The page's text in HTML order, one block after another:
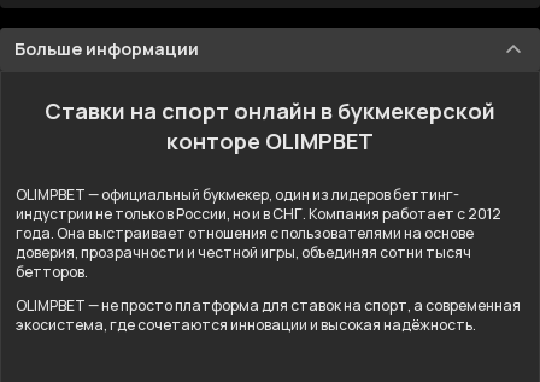
Больше информации
Ставки на спорт онлайн в букмекерской
конторе OLIMPBET
OLIMPBET — официальный букмекер, один из лидеров беттинг-
индустрии не только в России, но и в СНГ. Компания работает с 2012
года. Она выстраивает отношения с пользователями на основе
доверия, прозрачности и честной игры, объединяя сотни тысяч
бетторов.
OLIMPBET — не просто платформа для ставок на спорт, а современная
экосистема, где сочетаются инновации и высокая надёжность.